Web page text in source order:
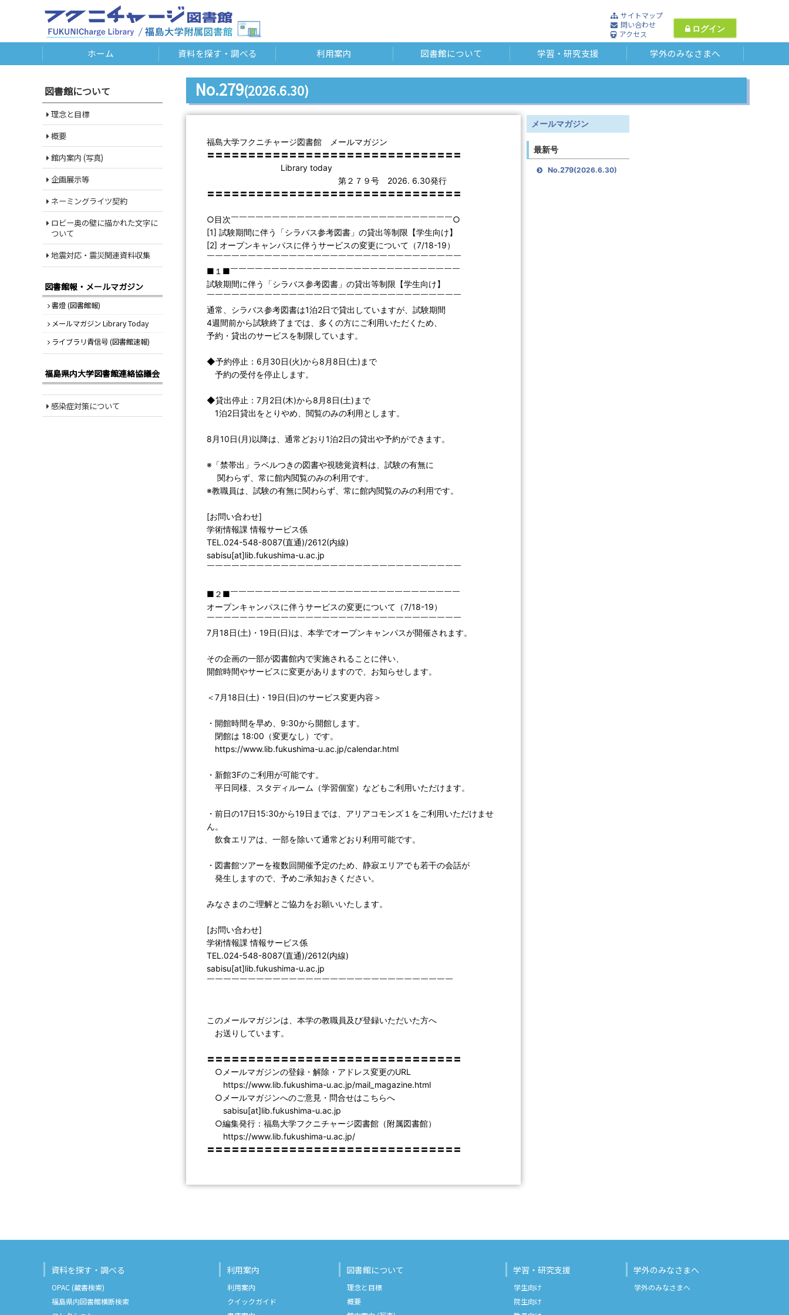
サイトマップ
問い合わせ
アクセス
ログイン
ホーム 資料を探す・調べる 利用案内 図書館について 学習・研究支援 学外のみなさまへ
No.279(2026.6.30)
福島大学フクニチャージ図書館 メールマガジン
〓〓〓〓〓〓〓〓〓〓〓〓〓〓〓〓〓〓〓〓〓〓〓〓〓〓〓〓〓〓〓
Library today
第２７９号 2026. 6.30発行
〓〓〓〓〓〓〓〓〓〓〓〓〓〓〓〓〓〓〓〓〓〓〓〓〓〓〓〓〓〓〓
○目次￣￣￣￣￣￣￣￣￣￣￣￣￣￣￣￣￣￣￣￣￣￣￣￣￣￣￣○
[1] 試験期間に伴う「シラバス参考図書」の貸出等制限【学生向け】
[2] オープンキャンパスに伴うサービスの変更について（7/18-19）
￣￣￣￣￣￣￣￣￣￣￣￣￣￣￣￣￣￣￣￣￣￣￣￣￣￣￣￣￣￣￣
■１■￣￣￣￣￣￣￣￣￣￣￣￣￣￣￣￣￣￣￣￣￣￣￣￣￣￣￣￣
試験期間に伴う「シラバス参考図書」の貸出等制限【学生向け】
￣￣￣￣￣￣￣￣￣￣￣￣￣￣￣￣￣￣￣￣￣￣￣￣￣￣￣￣￣￣￣
通常、シラバス参考図書は1泊2日で貸出していますが、試験期間
4週間前から試験終了までは、多くの方にご利用いただくため、
予約・貸出のサービスを制限しています。
◆予約停止：6月30日(火)から8月8日(土)まで
予約の受付を停止します。
◆貸出停止：7月2日(木)から8月8日(土)まで
1泊2日貸出をとりやめ、閲覧のみの利用とします。
8月10日(月)以降は、通常どおり1泊2日の貸出や予約ができます。
※「禁帯出」ラベルつきの図書や視聴覚資料は、試験の有無に
関わらず、常に館内閲覧のみの利用です。
※教職員は、試験の有無に関わらず、常に館内閲覧のみの利用です。
[お問い合わせ]
学術情報課 情報サービス係
TEL.024-548-8087(直通)/2612(内線)
sabisu[at]lib.fukushima-u.ac.jp
￣￣￣￣￣￣￣￣￣￣￣￣￣￣￣￣￣￣￣￣￣￣￣￣￣￣￣￣￣￣￣
■２■￣￣￣￣￣￣￣￣￣￣￣￣￣￣￣￣￣￣￣￣￣￣￣￣￣￣￣￣
オープンキャンパスに伴うサービスの変更について（7/18-19）
￣￣￣￣￣￣￣￣￣￣￣￣￣￣￣￣￣￣￣￣￣￣￣￣￣￣￣￣￣￣￣
7月18日(土)・19日(日)は、本学でオープンキャンパスが開催されます。
その企画の一部が図書館内で実施されることに伴い、
開館時間やサービスに変更がありますので、お知らせします。
＜7月18日(土)・19日(日)のサービス変更内容＞
・開館時間を早め、9:30から開館します。
閉館は 18:00（変更なし）です。
https://www.lib.fukushima-u.ac.jp/calendar.html
・新館3Fのご利用が可能です。
平日同様、スタディルーム（学習個室）などもご利用いただけます。
・前日の17日15:30から19日までは、アリアコモンズ１をご利用いただけませ
ん。
飲食エリアは、一部を除いて通常どおり利用可能です。
・図書館ツアーを複数回開催予定のため、静寂エリアでも若干の会話が
発生しますので、予めご承知おきください。
みなさまのご理解とご協力をお願いいたします。
[お問い合わせ]
学術情報課 情報サービス係
TEL.024-548-8087(直通)/2612(内線)
sabisu[at]lib.fukushima-u.ac.jp
￣￣￣￣￣￣￣￣￣￣￣￣￣￣￣￣￣￣￣￣￣￣￣￣￣￣￣￣￣￣
このメールマガジンは、本学の教職員及び登録いただいた方へ
お送りしています。
〓〓〓〓〓〓〓〓〓〓〓〓〓〓〓〓〓〓〓〓〓〓〓〓〓〓〓〓〓〓〓
○メールマガジンの登録・解除・アドレス変更のURL
https://www.lib.fukushima-u.ac.jp/mail_magazine.html
○メールマガジンへのご意見・問合せはこちらへ
sabisu[at]lib.fukushima-u.ac.jp
○編集発行：福島大学フクニチャージ図書館（附属図書館）
https://www.lib.fukushima-u.ac.jp/
〓〓〓〓〓〓〓〓〓〓〓〓〓〓〓〓〓〓〓〓〓〓〓〓〓〓〓〓〓〓〓
メールマガジン
最新号
No.279(2026.6.30)
図書館について
理念と目標
概要
館内案内 (写真)
企画展示等
ネーミングライツ契約
ロビー奥の壁に描かれた文字に
ついて
地震対応・震災関連資料収集
図書館報・メールマガジン
書燈 (図書館報)
メールマガジン Library Today
ライブラリ青信号 (図書館速報)
福島県内大学図書館連絡協議会
感染症対策について
資料を探す・調べる
OPAC (蔵書検索)
福島県内図書館横断検索
利用案内
利用案内
クイックガイド
図書館について
理念と目標
概要
学習・研究支援
学生向け
院生向け
学外のみなさまへ
学外のみなさまへ